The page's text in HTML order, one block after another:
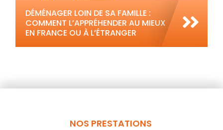
DÉMÉNAGER LOIN DE SA FAMILLE :
COMMENT L’APPRÉHENDER AU MIEUX
EN FRANCE OU À L’ÉTRANGER
NOS PRESTATIONS